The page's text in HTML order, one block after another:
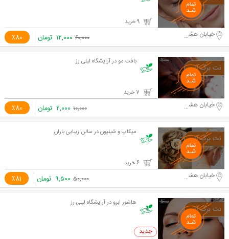
٪80 خیابان هشت بهشت شرقی ۶۰,۰۰۰ ۱۲,۰۰۰ تومان
بافت مو در آرایشگاه لیلی رز
٪80 خیابان هشت بهشت شرقی ۱۰,۰۰۰ ۲,۰۰۰ تومان
میکاپ و شینیون در سالن زیبایی باران
٪81 خیابان هشت بهشت شرقی ۵۰,۰۰۰ ۹,۵۰۰ تومان
هاشور ابرو در آرایشگاه لیلی رز
0 خرید